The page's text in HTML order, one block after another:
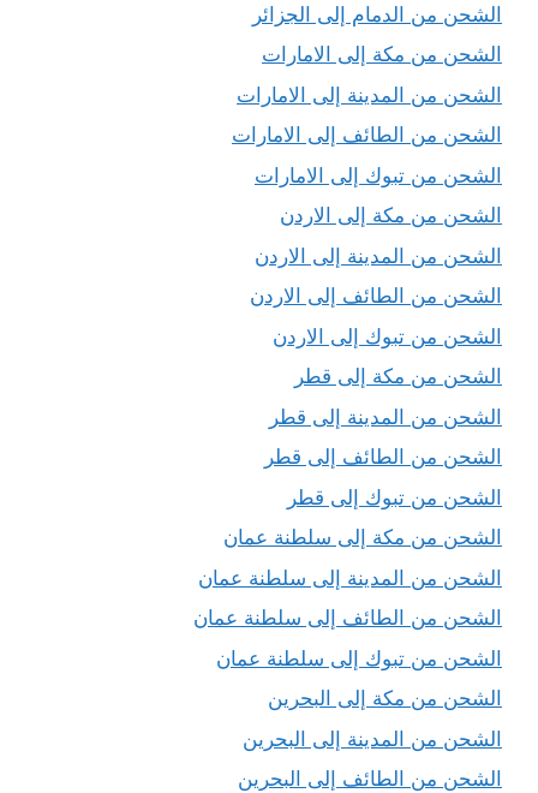
الشحن من الدمام إلى الجزائر
الشحن من مكة إلى الامارات
الشحن من المدينة إلى الامارات
الشحن من الطائف إلى الامارات
الشحن من تبوك إلى الامارات
الشحن من مكة إلى الاردن
الشحن من المدينة إلى الاردن
الشحن من الطائف إلى الاردن
الشحن من تبوك إلى الاردن
الشحن من مكة إلى قطر
الشحن من المدينة إلى قطر
الشحن من الطائف إلى قطر
الشحن من تبوك إلى قطر
الشحن من مكة إلى سلطنة عمان
الشحن من المدينة إلى سلطنة عمان
الشحن من الطائف إلى سلطنة عمان
الشحن من تبوك إلى سلطنة عمان
الشحن من مكة إلى البحرين
الشحن من المدينة إلى البحرين
الشحن من الطائف إلى البحرين